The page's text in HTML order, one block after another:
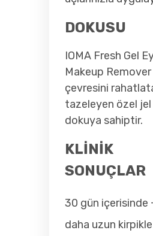
DOKUSU
IOMA Fresh Gel
Makeup
çevresini
tazeleyen özel jel
dokuya sahiptir.
KLİNİK
SONUÇLAR
30 gün içerisinde
daha uzun